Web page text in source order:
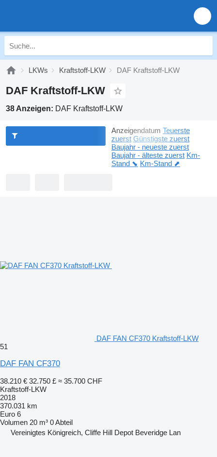
LKWs Kraftstoff-LKW DAF Kraftstoff-LKW
DAF Kraftstoff-LKW
38 Anzeigen: DAF Kraftstoff-LKW
Anzeigendatum Teuerste
zuerst Günstigste zuerst
Baujahr - neueste zuerst
Baujahr - älteste zuerst Km-
Stand ⬊ Km-Stand ⬈
DAF FAN CF370 Kraftstoff-LKW
51
DAF FAN CF370
38.210 € 32.750 £ ≈ 35.700 CHF
Kraftstoff-LKW
2018
370.031 km
Euro 6
Volumen 20 m³ 0 Abteil
Vereinigtes Königreich, Cliffe Hill Depot Beveridge Lan